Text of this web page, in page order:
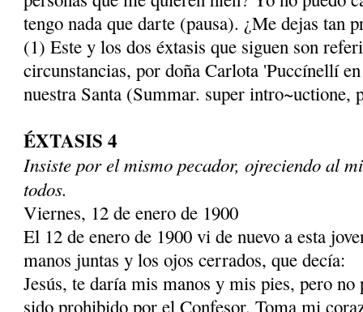
tengo nada que darte (pausa). ¿Me dejas tan
(1) Este y los dos éxtasis que siguen son
circunstancias, por doña Carlota 'Puccínellí
nuestra Santa (Summar. super intro~uctione,
ÉXTASIS 4
Insiste por el mismo pecador, ojreciendo al
todos.
Viernes, 12 de enero de 1900
El 12 de enero de 1900 vi de nuevo a esta
manos juntas y los ojos cerrados, que decía:
Jesús, te daría mis manos y mis pies, pero no
sido prohibido por el Confesor. Toma mi